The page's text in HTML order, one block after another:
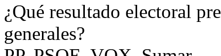
¿Qué resultado electoral
generales?